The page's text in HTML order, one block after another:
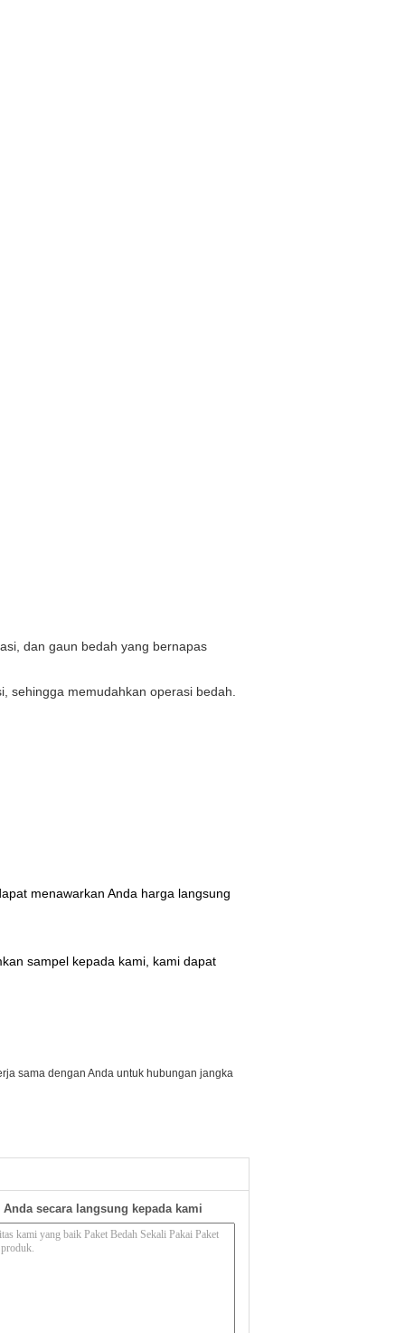
dan gaun bedah yang bernapas
sehingga memudahkan operasi bedah.
menawarkan Anda harga langsung
sampel kepada kami, kami dapat
sama dengan Anda untuk hubungan jangka
secara langsung kepada kami